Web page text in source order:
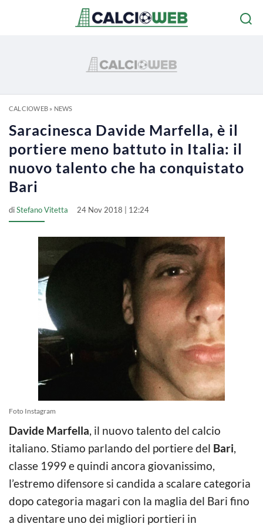
CALCIOWEB» NEWS
Saracinesca Davide Marfella, è il
portiere meno battuto in Italia: il
nuovo talento che ha conquistato
Bari
diStefano Vitetta 24 Nov 2018 | 12:24
Foto Instagram
Davide Marfella, il nuovo talento del calcio
italiano. Stiamo parlando del portiere del Bari,
classe 1999 e quindi ancora giovanissimo,
l’estremo difensore si candida a scalare categoria
dopo categoria magari con la maglia del Bari fino
a diventare uno dei migliori portieri in